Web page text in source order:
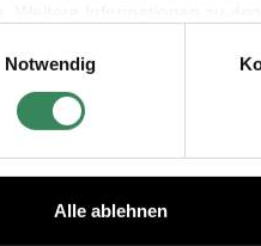
Datenschutz
Notwendig
Alle ablehnen